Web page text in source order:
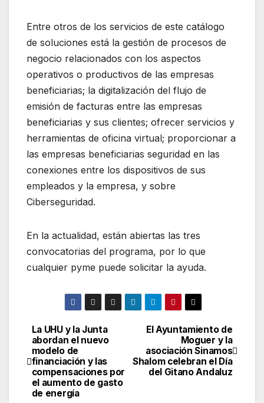
Entre otros de los servicios de este catálogo
de soluciones está la gestión de procesos de
negocio relacionados con los aspectos
operativos o productivos de las empresas
beneficiarias; la digitalización del flujo de
emisión de facturas entre las empresas
beneficiarias y sus clientes; ofrecer servicios y
herramientas de oficina virtual; proporcionar a
las empresas beneficiarias seguridad en las
conexiones entre los dispositivos de sus
empleados y la empresa, y sobre
Ciberseguridad.
En la actualidad, están abiertas las tres
convocatorias del programa, por lo que
cualquier pyme puede solicitar la ayuda.
Navegación
de
entradas
El Ayuntamiento de
Moguer y la
asociación Sinamos
Shalom celebran el Día
del Gitano Andaluz
La UHU y la Junta
abordan el nuevo
modelo de
financiación y las
compensaciones por
el aumento de gasto
de energía